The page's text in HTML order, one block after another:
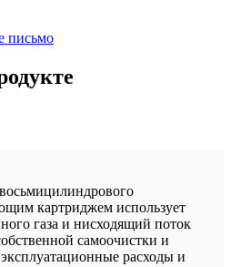
письмо
картриджем использует
газа и нисходящий поток
самоочистки и
расходы и